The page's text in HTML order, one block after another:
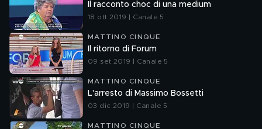
Il racconto choc di una medium
18 ott 2019 | Canale 5
MATTINO CINQUE
Il ritorno di Forum
09 set 2019 | Canale 5
MATTINO CINQUE
L'arresto di Massimo Bossetti
03 dic 2019 | Canale 5
MATTINO CINQUE